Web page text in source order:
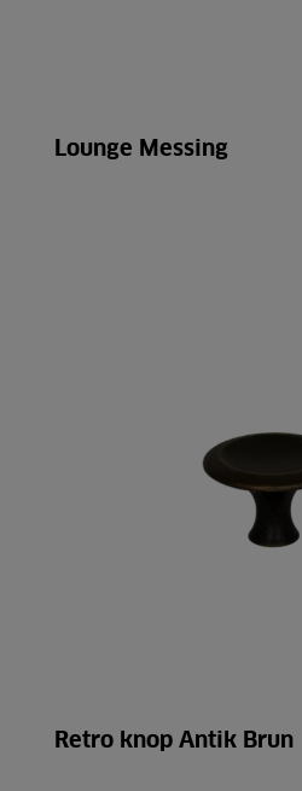
Lounge Messing
Retro knop Antik Brun